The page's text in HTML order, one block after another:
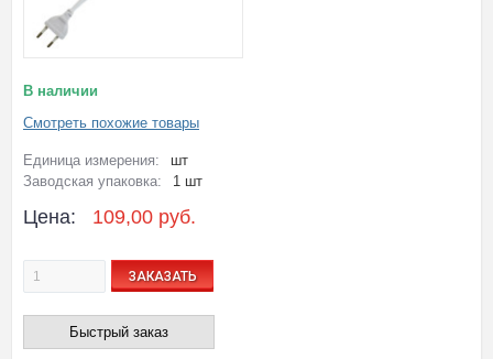
В наличии
Смотреть похожие товары
Единица измерения:
шт
Заводская упаковка:
1 шт
Цена: 109,00 руб.
ЗАКАЗАТЬ
Быстрый заказ